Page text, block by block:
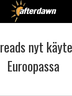
nyt
Euroopassa